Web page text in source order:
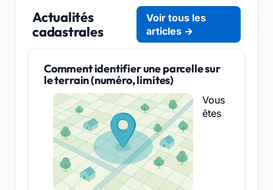
Actualités
cadastrales
Voir tous les
articles →
Comment identifier une parcelle sur
le terrain (numéro, limites)
Vous
êtes